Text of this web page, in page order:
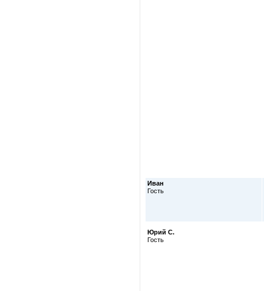
Иван
Гость
Юрий С.
Гость